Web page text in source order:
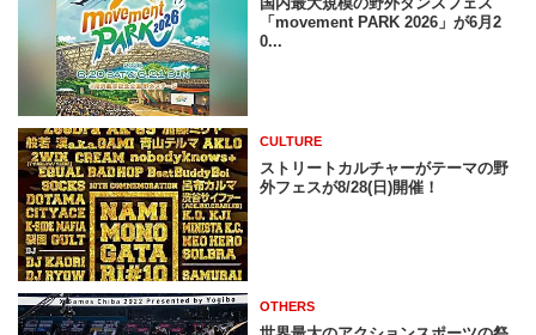
「movement PARK 2026」が6月2
0...
CULTURE
ストリートカルチャーがテーマの野
外フェスが8/28(日)開催！
OTHERS